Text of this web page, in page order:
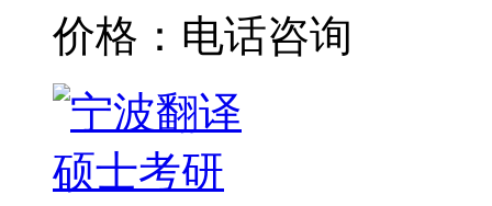
价格：电话咨询